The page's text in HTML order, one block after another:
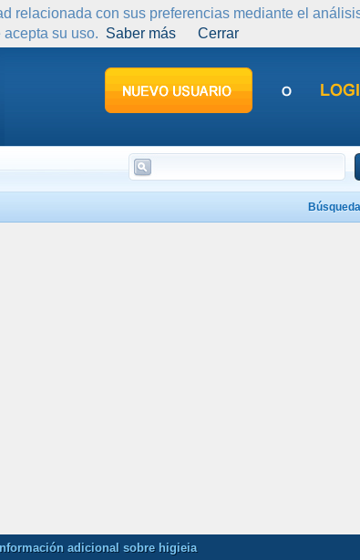
adicional sobre higieia
relacionada con sus preferencias mediante el
su uso. Saber más Cerrar